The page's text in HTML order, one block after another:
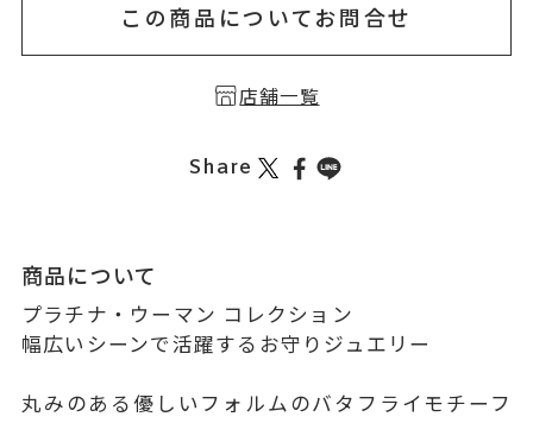
この商品についてお問合せ
店舗一覧
Share
商品について
プラチナ・ウーマン コレクション
幅広いシーンで活躍するお守りジュエリー
丸みのある優しいフォルムのバタフライモチーフ